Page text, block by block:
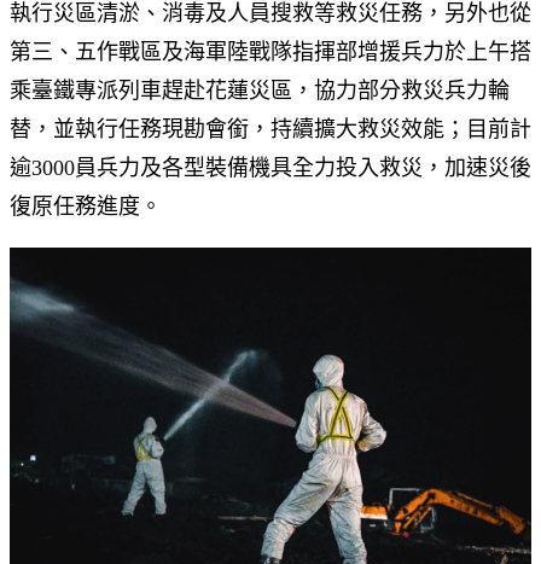
執行災區清淤、消毒及人員搜救等救災任務，另外也從
第三、五作戰區及海軍陸戰隊指揮部增援兵力於上午搭
乘臺鐵專派列車趕赴花蓮災區，協力部分救災兵力輪
替，並執行任務現勘會銜，持續擴大救災效能；目前計
逾3000員兵力及各型裝備機具全力投入救災，加速災後
復原任務進度。